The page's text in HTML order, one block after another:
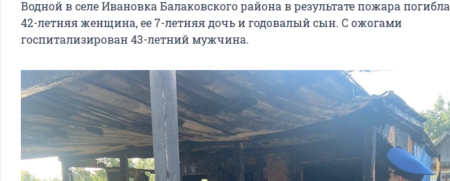
Водной в селе Ивановка Балаковского района в результате пожара погибла
42-летняяженщина, ее 7-летняя дочь и годовалый сын. С ожогами
госпитализирован 43-летний мужчина.